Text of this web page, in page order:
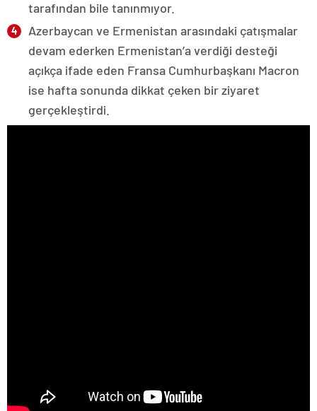
tarafından bile tanınmıyor.
Azerbaycan ve Ermenistan arasındaki çatışmalar
devam ederken Ermenistan’a verdiği desteği
açıkça ifade eden Fransa Cumhurbaşkanı Macron
ise hafta sonunda dikkat çeken bir ziyaret
gerçekleştirdi.